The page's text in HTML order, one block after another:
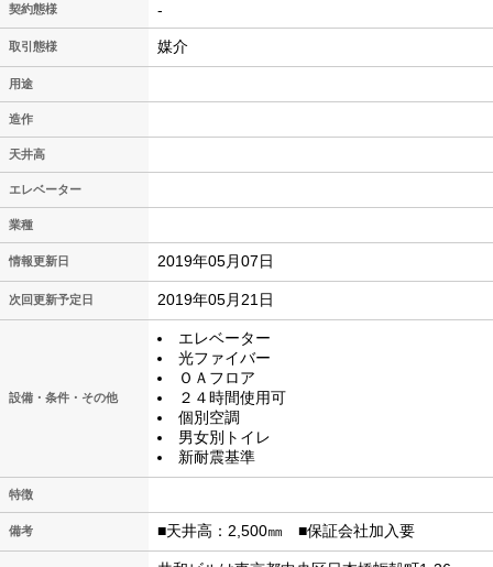
契約態様 -
取引態様 媒介
用途
造作
天井高
エレベーター
業種
情報更新日 2019年05月07日
次回更新予定日 2019年05月21日
設備・条件・その他
エレベーター
光ファイバー
ＯＡフロア
２４時間使用可
個別空調
男女別トイレ
新耐震基準
特徴
備考 ■天井高：2,500㎜ ■保証会社加入要